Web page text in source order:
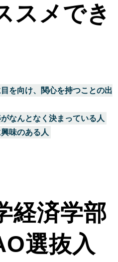
スメでき
を向け、関心を持つことの出
なんとなく決まっている人
味のある人
経済学部
選抜入